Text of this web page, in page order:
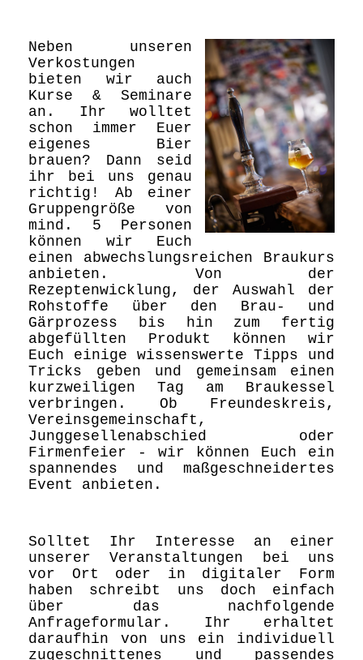
Neben unseren
Verkostungen
bieten wir auch
Kurse & Seminare
an. Ihr wolltet
schon immer Euer
eigenes Bier
brauen? Dann seid
ihr bei uns genau
richtig! Ab einer
Gruppengröße von
mind. 5 Personen
können wir Euch
einen abwechslungsreichen Braukurs
anbieten. Von der
Rezeptenwicklung, der Auswahl der
Rohstoffe über den Brau- und
Gärprozess bis hin zum fertig
abgefüllten Produkt können wir
Euch einige wissenswerte Tipps und
Tricks geben und gemeinsam einen
kurzweiligen Tag am Braukessel
verbringen. Ob Freundeskreis,
Vereinsgemeinschaft,
Junggesellenabschied oder
Firmenfeier - wir können Euch ein
spannendes und maßgeschneidertes
Event anbieten.
Solltet Ihr Interesse an einer
unserer Veranstaltungen bei uns
vor Ort oder in digitaler Form
haben schreibt uns doch einfach
über das nachfolgende
Anfrageformular. Ihr erhaltet
daraufhin von uns ein individuell
zugeschnittenes und passendes